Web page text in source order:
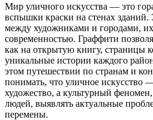
Мир уличного искусства — это
вспышки краски на стенах зданий.
между художниками и городами,
современностью. Граффити
как на открытую книгу, страницы
уникальные истории каждого
этом путешествии по странам и
понимать, что уличное искусство
художество, а культурный
людей, выявлять актуальные
перемены.